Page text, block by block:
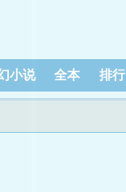
小说 全本 排行